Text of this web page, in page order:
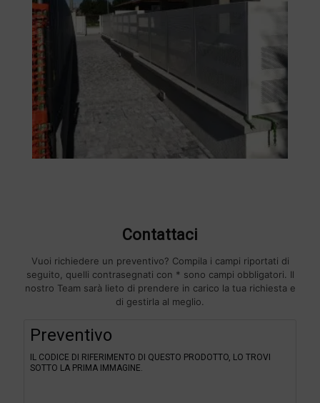
Contattaci
Vuoi richiedere un preventivo? Compila i campi riportati di
seguito, quelli contrasegnati con * sono campi obbligatori. Il
nostro Team sarà lieto di prendere in carico la tua richiesta e
di gestirla al meglio.
Preventivo
IL CODICE DI RIFERIMENTO DI QUESTO PRODOTTO, LO TROVI
SOTTO LA PRIMA IMMAGINE.